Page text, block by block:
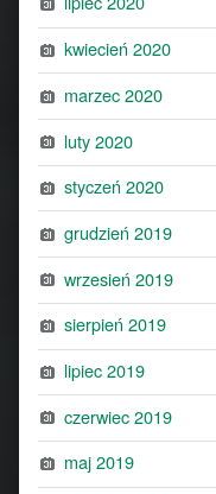
kwiecień 2020
marzec 2020
luty 2020
styczeń 2020
grudzień 2019
wrzesień 2019
sierpień 2019
lipiec 2019
czerwiec 2019
maj 2019